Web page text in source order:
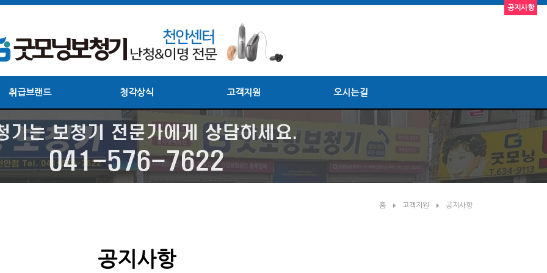
취급브랜드 청각상식 고객지원 오시는길
홈 고객지원 공지사항
공지사항
공지사항